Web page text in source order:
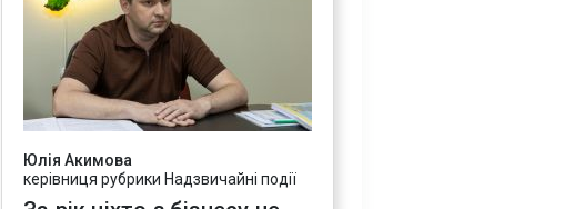
Юлія Акимова
керівниця рубрики Надзвичайні події